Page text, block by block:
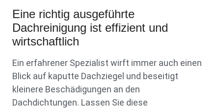
Eine richtig ausgeführte
Dachreinigung ist effizient und
wirtschaftlich
Ein erfahrener Spezialist wirft immer auch einen
Blick auf kaputte Dachziegel und beseitigt
kleinere Beschädigungen an den
Dachdichtungen. Lassen Sie diese